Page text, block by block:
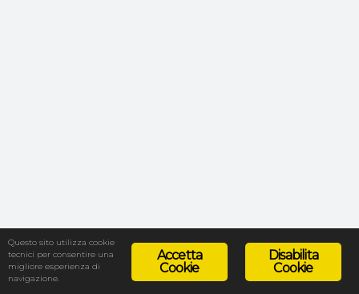
Disabilita
Cookie
Accetta
Cookie
Questo sito utilizza cookie
tecnici per consentire una
migliore esperienza di
navigazione.